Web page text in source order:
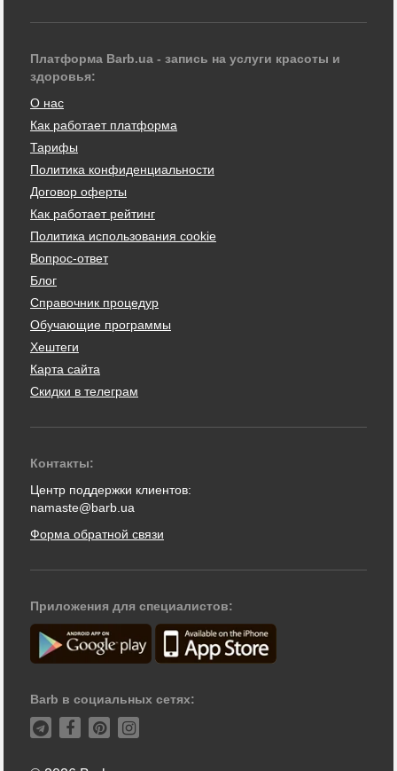
Платформа Barb.ua - запись на услуги красоты и
здоровья:
О нас
Как работает платформа
Тарифы
Политика конфиденциальности
Договор оферты
Как работает рейтинг
Политика использования cookie
Вопрос-ответ
Блог
Справочник процедур
Обучающие программы
Хештеги
Карта сайта
Скидки в телеграм
Контакты:
Центр поддержки клиентов:
namaste@barb.ua
Форма обратной связи
Приложения для специалистов:
Barb в социальных сетях: